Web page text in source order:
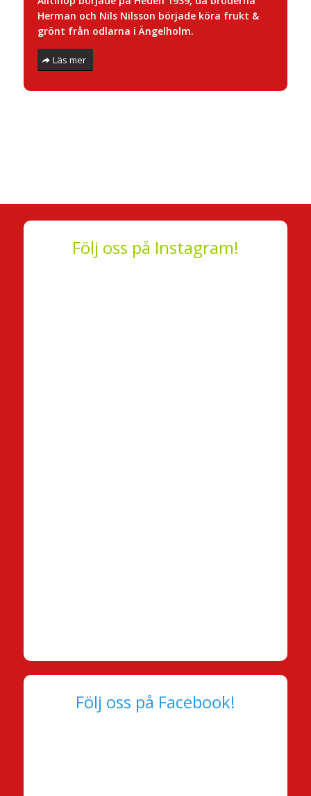
Herman och Nils Nilsson började köra frukt &
grönt från odlarna i Ängelholm.
Läs mer
Följ oss på Instagram!
Följ oss på Facebook!